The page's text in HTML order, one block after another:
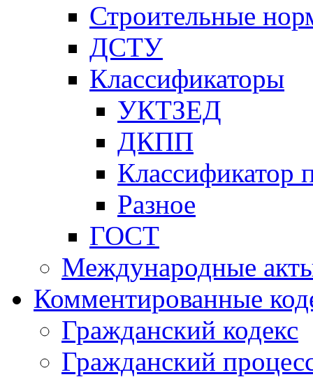
Строительные
ДСТУ
Классификаторы
УКТЗЕД
ДКПП
Классификатор
Разное
ГОСТ
Международные
Комментированные
Гражданский кодекс
Гражданский